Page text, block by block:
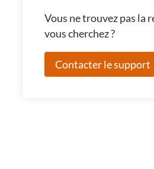
Vous ne trouvez pas la
vous cherchez ?
Contacter le support